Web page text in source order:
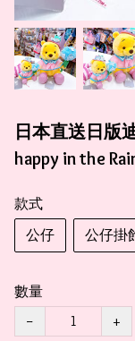
日本直送日版
happy in the
款式
公仔
公仔掛
數量
−
+